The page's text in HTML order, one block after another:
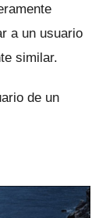
a un usuario
similar.
de un